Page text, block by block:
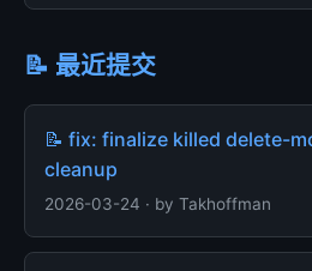
📝 最近提交
📝 fix: finalize killed delete-
cleanup
2026-03-24 · by Takhoffman